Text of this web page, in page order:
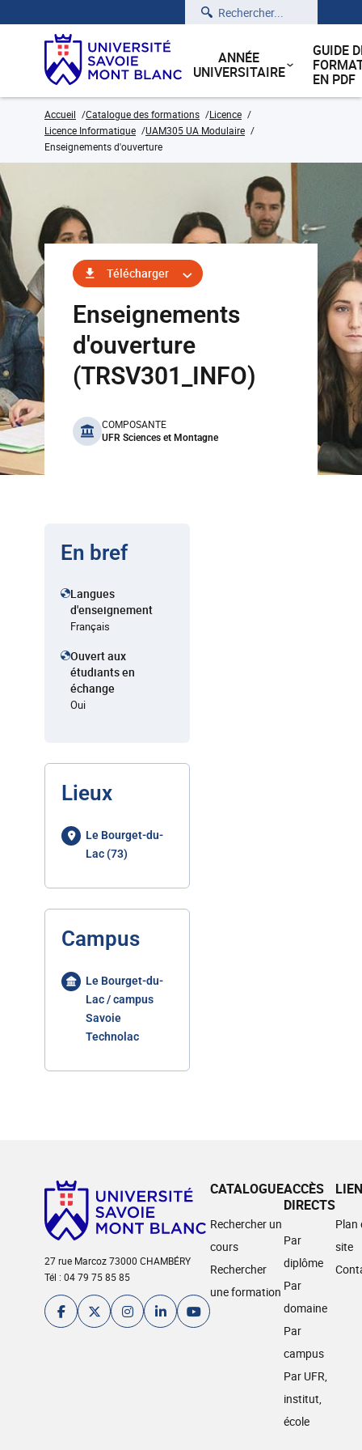
Rechercher
ANNÉE
UNIVERSITAIRE
GUIDE
EN PDF
Accueil Catalogue des formations
Licence
Licence Informatique
UAM305 UA Modulaire
Enseignements d'ouverture
Télécharger
Enseignements
d'ouverture
(TRSV301_INFO)
benefits
COMPOSANTE
UFR Sciences et Montagne
En bref
Langues
d'enseignement
Français
Ouvert aux
étudiants en
échange
Oui
Lieux
Le Bourget-du-
Lac (73)
Campus
Le Bourget-du-
Lac / campus
Savoie
Technolac
27 rue Marcoz 73000 CHAMBÉRY
Tél : 04 79 75 85 85
CATALOGUE
Rechercher un
cours
Rechercher
une formation
ACCÈS
DIRECTS
Par
diplôme
Par
domaine
Par
campus
Par UFR,
institut,
école
Plan
site